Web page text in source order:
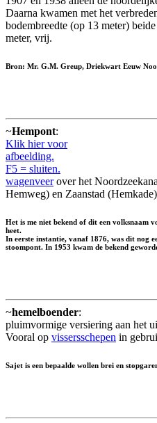
Daarna kwamen met het
bodembreedte (op 13 meter)
meter, vrij.
Bron: Mr. G.M. Greup, Driekwart Eeuw
~Hempont:
Klik hier voor
afbeelding.
F5 = sluiten.
wagenveerover het
Hemweg) en Zaanstad
Het is me niet bekend of dit een volksnaam
heet.
In eerste instantie, vanaf 1876, was dit nog
stoompont. In 1953 kwam de bekend
~hemelboender:
pluimvormige versiering aan het
Vooral op vissersschepen in
Sajet is een bepaalde wollen brei en